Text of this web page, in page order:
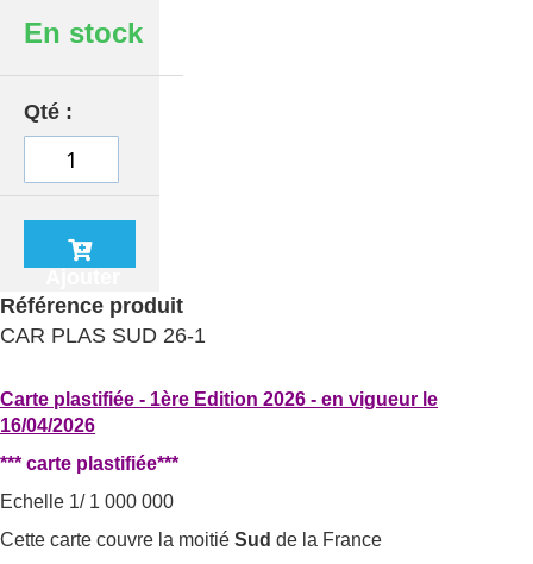
En stock
Qté
au
panier
Référence produit
CAR PLAS SUD 26-1
Carte plastifiée - 1ère Edition 2026 - en vigueur le
16/04/2026
*** carte plastifiée***
Echelle 1/ 1 000 000
Cette carte couvre la moitié Sud de la France